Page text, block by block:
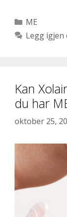
Kategorier
ME
Legg
Kan
du har
oktober 25,